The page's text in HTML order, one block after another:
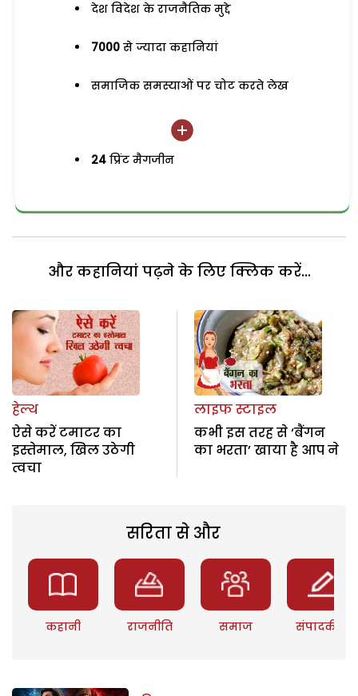
देश विदेश के राजनैतिक मुद्दे
7000 से ज्यादा कहानियां
समाजिक समस्याओं पर चोट करते लेख
24 प्रिंट मैगजीन
और कहानियां पढ़ने के लिए क्लिक करें...
हेल्थ
ऐसे करें टमाटर का
इस्तेमाल, खिल उठेगी
त्वचा
लाइफ स्टाइल
कभी इस तरह से ‘बैंगन
का भरता’ खाया है आप ने
सरिता से और
कहानी राजनीति समाज संपादकीय